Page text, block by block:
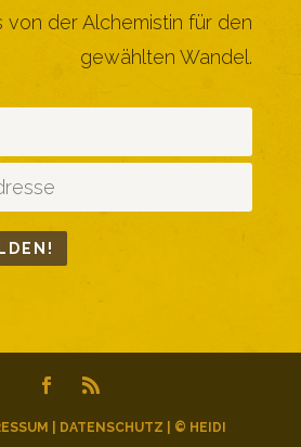
von der Alchemistin für den
gewählten Wandel.
DATENSCHUTZ | © HEIDI